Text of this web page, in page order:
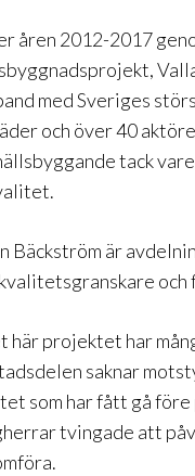
åren 2012-2017
med Sveriges
och över 40
tack
Bäckström är
här projektet har
saknar
som har fått gå
tvingade att